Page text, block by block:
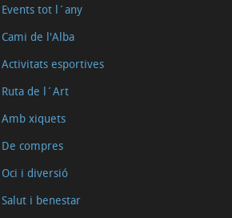
Events tot l´any
Cami de l'Alba
Activitats esportives
Ruta de l´Art
Amb xiquets
De compres
Oci i diversió
Salut i benestar